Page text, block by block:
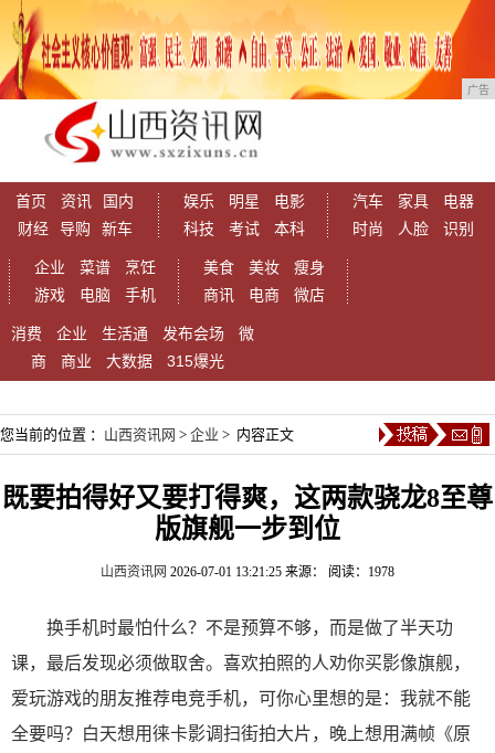
广告
首页 资讯
国内
财经
导购 新车
娱乐 明星
电影
科技
考试 本科
汽车 家具
电器
时尚
人脸 识别
企业 菜谱
烹饪
游戏
电脑 手机
美食 美妆
瘦身
商讯
电商 微店
消费 企业 生活通 发布会场
微
商
商业 大数据 315爆光
您当前的位置 ： 山西资讯网 > 企业 > 内容正文
既要拍得好又要打得爽，这两款骁龙8至尊
版旗舰一步到位
山西资讯网 2026-07-01 13:21:25 来源： 阅读：1978
换手机时最怕什么？不是预算不够，而是做了半天功
课，最后发现必须做取舍。喜欢拍照的人劝你买影像旗舰，
爱玩游戏的朋友推荐电竞手机，可你心里想的是：我就不能
全要吗？白天想用徕卡影调扫街拍大片，晚上想用满帧《原